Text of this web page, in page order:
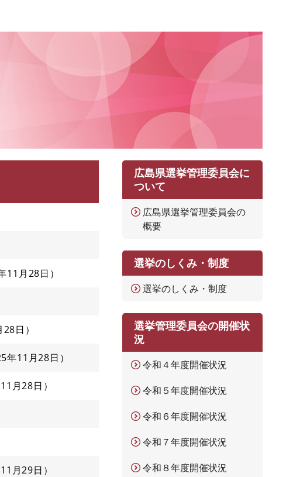
11月28日
28日
年11月28日
月28日
月29日
広島県選挙管理委員会に
ついて
広島県選挙管理委員会の
概要
選挙のしくみ・制度
選挙のしくみ・制度
選挙管理委員会の開催状
況
令和４年度開催状況
令和５年度開催状況
令和６年度開催状況
令和７年度開催状況
令和８年度開催状況